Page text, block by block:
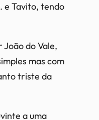
e Tavito, tendo
do Vale,
mas com
triste da
a uma